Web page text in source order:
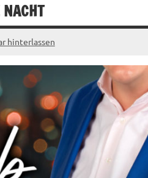
hinterlassen